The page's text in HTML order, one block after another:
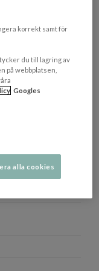
att den är
korrekt samt för
du till lagring av
på webbplatsen,
Googles
alla cookies